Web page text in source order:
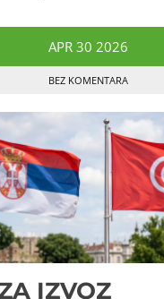
APR 30 2026
BEZ KOMENTARA
IZVOZ